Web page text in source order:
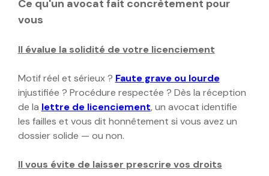
Ce qu'un avocat fait concrètement pour
vous
Il évalue la solidité de votre licenciement
Motif réel et sérieux ? Faute grave ou lourde
injustifiée ? Procédure respectée ? Dès la réception
de la lettre de licenciement, un avocat identifie
les failles et vous dit honnêtement si vous avez un
dossier solide — ou non.
Il vous évite de laisser prescrire vos droits